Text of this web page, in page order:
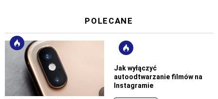
POLECANE
Jak wyłączyć
autoodtwarzanie filmów na
Instagramie